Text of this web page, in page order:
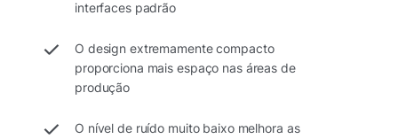
interfaces padrão
O design extremamente compacto
proporciona mais espaço nas áreas de
produção
O nível de ruído muito baixo melhora as